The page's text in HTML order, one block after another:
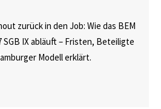
zurück in den Job: Wie das BEM
SGB IX abläuft – Fristen, Beteiligte
Modell erklärt.